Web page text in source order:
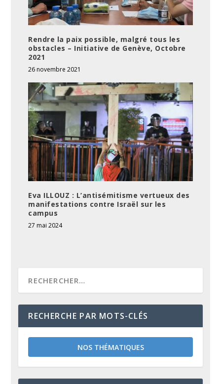
Rendre la paix possible, malgré tous les
obstacles – Initiative de Genève, Octobre
2021
26 novembre 2021
Eva ILLOUZ : L’antisémitisme vertueux des
manifestations contre Israël sur les
campus
27 mai 2024
RECHERCHE PAR MOTS-CLÉS
NOS THÉMATIQUES